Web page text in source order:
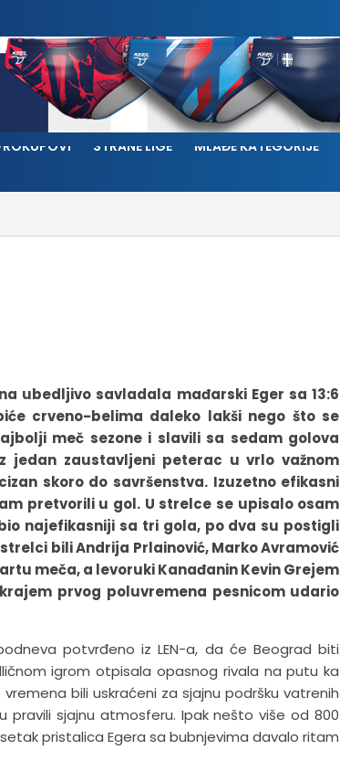
STRANE LIGE MLAĐE KATEGORIJE
ubedljivo savladala mađarski Eger sa 13:6
crveno-belima daleko lakši nego što se
meč sezone i slavili sa sedam golova
jedan zaustavljeni peterac u vrlo važnom
skoro do savršenstva. Izuzetno efikasni
pretvorili u gol. U strelce se upisalo osam
najefikasniji sa tri gola, po dva su postigli
bili Andrija Prlainović, Marko Avramović
meča, a levoruki Kanađanin Kevin Grejem
prvog poluvremena pesnicom udario
potvrđeno iz LEN-a, da će Beograd biti
igrom otpisala opasnog rivala na putu ka
bili uskraćeni za sjajnu podršku vatrenih
pravili sjajnu atmosferu. Ipak nešto više od 800
pristalica Egera sa bubnjevima davalo ritam